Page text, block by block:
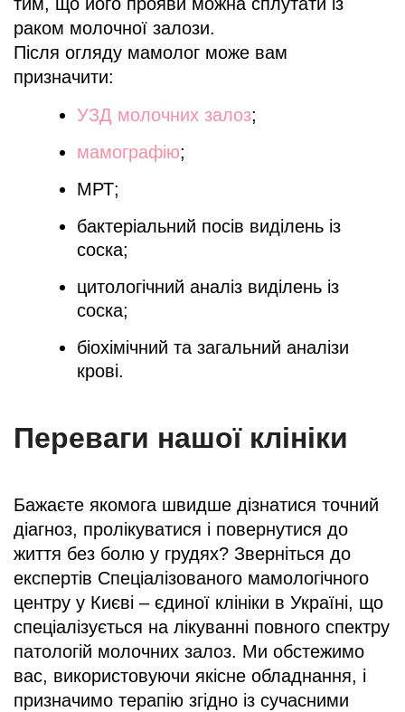
раком молочної залози.
Після огляду мамолог може вам
призначити:
УЗД молочних залоз;
мамографію;
МРТ;
бактеріальний посів виділень із
соска;
цитологічний аналіз виділень із
соска;
біохімічний та загальний аналізи
крові.
Переваги нашої клініки
Бажаєте якомога швидше дізнатися точний
діагноз, пролікуватися і повернутися до
життя без болю у грудях? Зверніться до
експертів Спеціалізованого мамологічного
центру у Києві – єдиної клініки в Україні, що
спеціалізується на лікуванні повного спектру
патологій молочних залоз. Ми обстежимо
вас, використовуючи якісне обладнання, і
призначимо терапію згідно із сучасними